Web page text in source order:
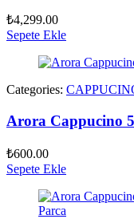
₺4,299.00
Sepete Ekle
Categories:
Arora Cappucino
₺600.00
Sepete Ekle